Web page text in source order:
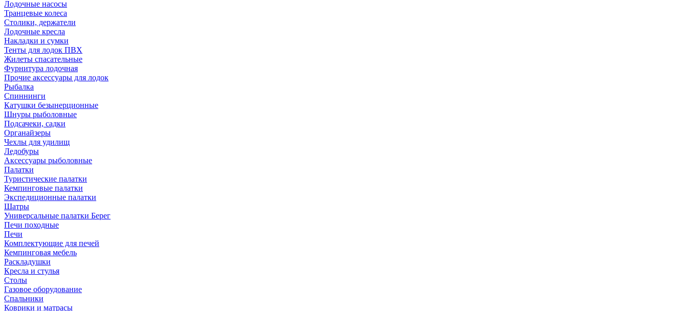
Лодочные насосы
Транцевые колеса
Столики, держатели
Лодочные кресла
Накладки и сумки
Тенты для лодок ПВХ
Жилеты спасательные
Фурнитура лодочная
Прочие аксессуары для лодок
Рыбалка
Спиннинги
Катушки безынерционные
Шнуры рыболовные
Подсачеки, садки
Органайзеры
Чехлы для удилищ
Ледобуры
Аксессуары рыболовные
Палатки
Туристические палатки
Кемпинговые палатки
Экспедиционные палатки
Шатры
Универсальные палатки Берег
Печи походные
Печи
Комплектующие для печей
Кемпинговая мебель
Раскладушки
Кресла и стулья
Столы
Газовое оборудование
Спальники
Коврики и матрасы